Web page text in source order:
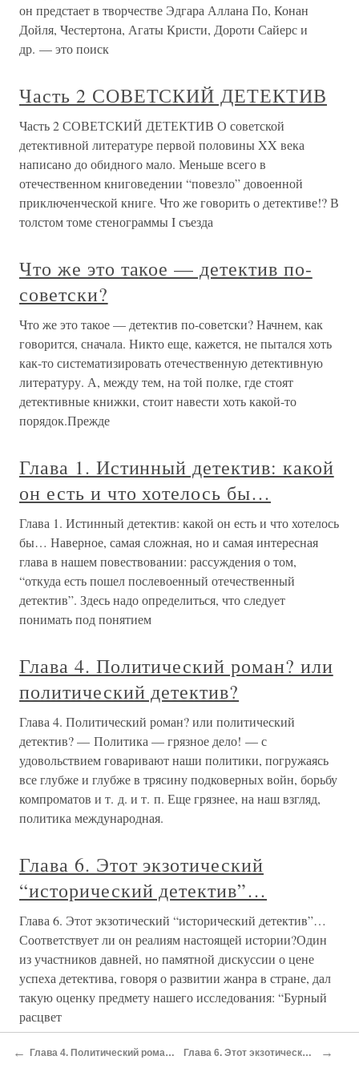
он предстает в творчестве Эдгара Аллана По, Конан
Дойля, Честертона, Агаты Кристи, Дороти Сайерс и
др. — это поиск
Часть 2 СОВЕТСКИЙ ДЕТЕКТИВ
Часть 2 СОВЕТСКИЙ ДЕТЕКТИВ О советской
детективной литературе первой половины XX века
написано до обидного мало. Меньше всего в
отечественном книговедении “повезло” довоенной
приключенческой книге. Что же говорить о детективе!? В
толстом томе стенограммы I съезда
Что же это такое — детектив по-
советски?
Что же это такое — детектив по-советски? Начнем, как
говорится, сначала. Никто еще, кажется, не пытался хоть
как-то систематизировать отечественную детективную
литературу. А, между тем, на той полке, где стоят
детективные книжки, стоит навести хоть какой-то
порядок.Прежде
Глава 1. Истинный детектив: какой
он есть и что хотелось бы…
Глава 1. Истинный детектив: какой он есть и что хотелось
бы… Наверное, самая сложная, но и самая интересная
глава в нашем повествовании: рассуждения о том,
“откуда есть пошел послевоенный отечественный
детектив”. Здесь надо определиться, что следует
понимать под понятием
Глава 4. Политический роман? или
политический детектив?
Глава 4. Политический роман? или политический
детектив? — Политика — грязное дело! — с
удовольствием говаривают наши политики, погружаясь
все глубже и глубже в трясину подковерных войн, борьбу
компроматов и т. д. и т. п. Еще грязнее, на наш взгляд,
политика международная.
Глава 6. Этот экзотический
“исторический детектив”…
Глава 6. Этот экзотический “исторический детектив”…
Соответствует ли он реалиям настоящей истории?Один
из участников давней, но памятной дискуссии о цене
успеха детектива, говоря о развитии жанра в стране, дал
такую оценку предмету нашего исследования: “Бурный
расцвет
Глава 8. Исторический детектив:
← Глава 4. Политический роман? или политический детектив? Глава 6. Этот экзотический “исторический детектив”… →